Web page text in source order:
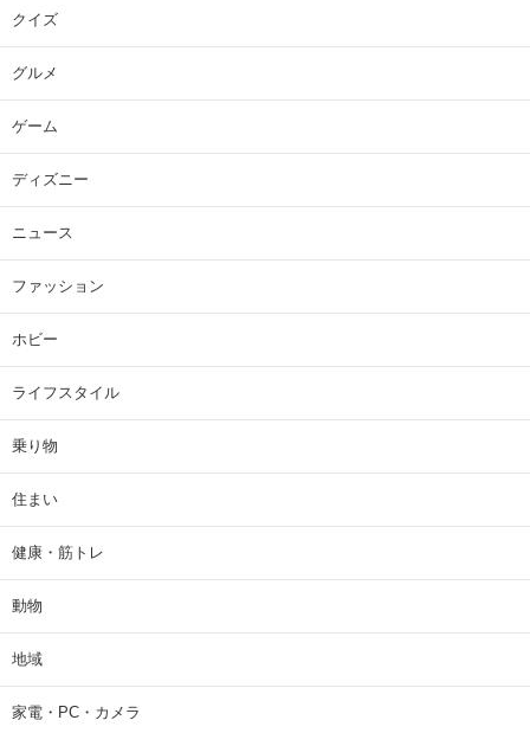
クイズ
グルメ
ゲーム
ディズニー
ニュース
ファッション
ホビー
ライフスタイル
乗り物
住まい
健康・筋トレ
動物
地域
家電・PC・カメラ